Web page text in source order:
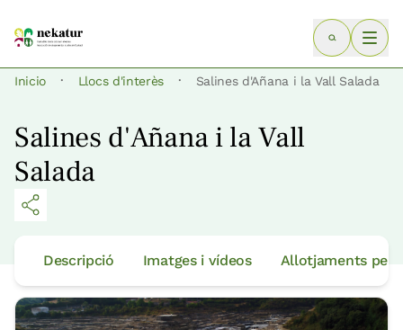
Inicio · Llocs d'interès · Salines d'Añana i la Vall Salada
Salines d'Añana i la Vall
Salada
Descripció Imatges i vídeos Allotjaments per